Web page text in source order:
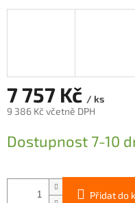
7 757 Kč / ks
9 386 Kč včetně DPH
cena:
Dostupnost 7-10
Přidat do